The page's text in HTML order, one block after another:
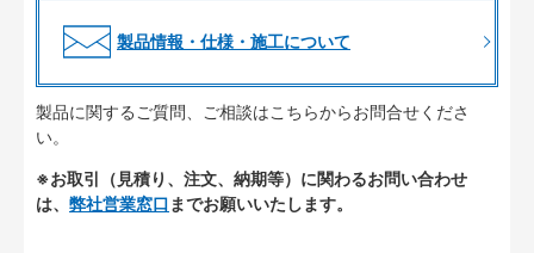
製品情報・仕様・施工について
製品に関するご質問、ご相談はこちらからお問合せくださ
い。
※お取引（見積り、注文、納期等）に関わるお問い合わせ
は、 弊社営業窓口 までお願いいたします。